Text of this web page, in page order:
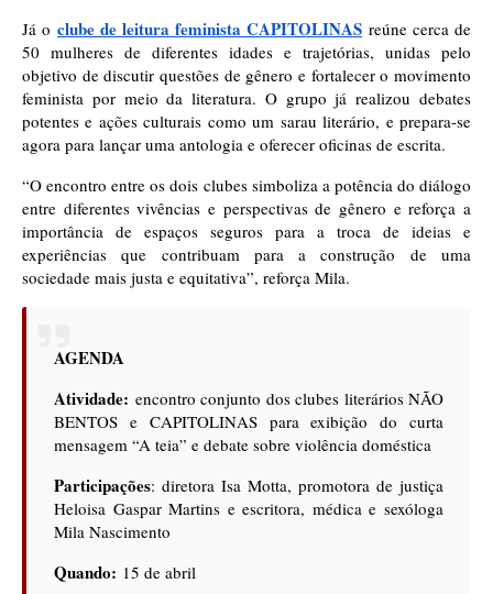
Já o clube de leitura feminista CAPITOLINAS reúne cerca de
50 mulheres de diferentes idades e trajetórias, unidas pelo
objetivo de discutir questões de gênero e fortalecer o movimento
feminista por meio da literatura. O grupo já realizou debates
potentes e ações culturais como um sarau literário, e prepara-se
agora para lançar uma antologia e oferecer oficinas de escrita.
“O encontro entre os dois clubes simboliza a potência do diálogo
entre diferentes vivências e perspectivas de gênero e reforça a
importância de espaços seguros para a troca de ideias e
experiências que contribuam para a construção de uma
sociedade mais justa e equitativa”, reforça Mila.
AGENDA
Atividade: encontro conjunto dos clubes literários NÃO
BENTOS e CAPITOLINAS para exibição do curta
mensagem “A teia” e debate sobre violência doméstica
Participações: diretora Isa Motta, promotora de justiça
Heloisa Gaspar Martins e escritora, médica e sexóloga
Mila Nascimento
Quando: 15 de abril